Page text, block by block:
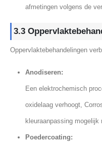
afmetingen volgens de
3.3
Oppervlaktebehandelingen
Anodiseren:
Een elektrochemisch
oxidelaag verhoogt,
kleuraanpassing mogelijk
Poedercoating: